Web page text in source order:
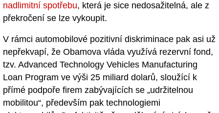
nadlimitní spotřebu, která je sice nedosažitelná, ale z
překročení se lze vykoupit.
V rámci automobilové pozitivní diskriminace pak asi už
nepřekvapí, že Obamova vláda využívá rezervní fond,
tzv. Advanced Technology Vehicles Manufacturing
Loan Program ve výši 25 miliard dolarů, sloužící k
přímé podpoře firem zabývajících se „udržitelnou
mobilitou“, především pak technologiemi